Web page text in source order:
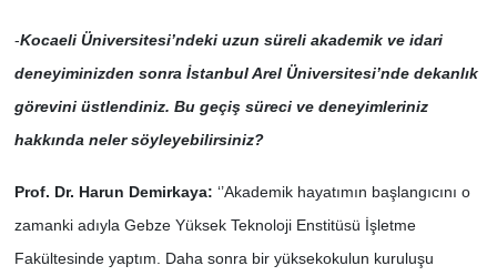
-Kocaeli Üniversitesi’ndeki uzun süreli akademik ve idari
deneyiminizden sonra İstanbul Arel Üniversitesi’nde dekanlık
görevini üstlendiniz. Bu geçiş süreci ve deneyimleriniz
hakkında neler söyleyebilirsiniz?
Prof. Dr. Harun Demirkaya: ‘’Akademik hayatımın başlangıcını o
zamanki adıyla Gebze Yüksek Teknoloji Enstitüsü İşletme
Fakültesinde yaptım. Daha sonra bir yüksekokulun kuruluşu